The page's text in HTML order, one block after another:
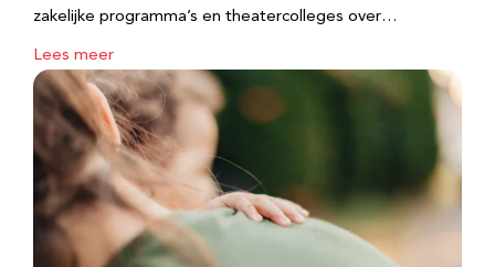
zakelijke programma’s en theatercolleges over…
Lees meer